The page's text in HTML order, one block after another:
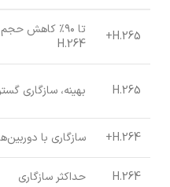
H.265+
تا ۹۰٪ کاهش
H.264
H.265 بهینه، سازگاری
H.264+ سازگاری با
H.264 حداکثر سازگاری